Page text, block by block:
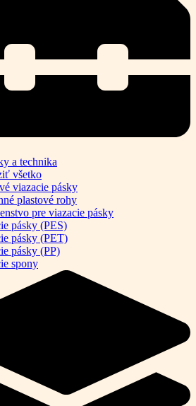
a technika
všetko
viazacie pásky
plastové rohy
pre viazacie pásky
pásky (PES)
pásky (PET)
pásky (PP)
spony